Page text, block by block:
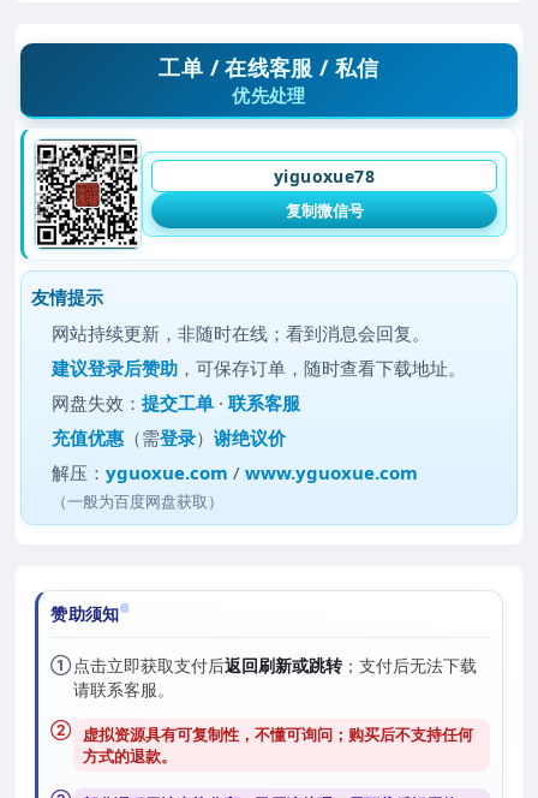
工单 / 在线客服 / 私信
优先处理
yiguoxue78
复制微信号
友情提示
网站持续更新，非随时在线；看到消息会回复。
建议登录后赞助 ，可保存订单，随时查看下载地址。
网盘失效：提交工单 ·联系客服
充值优惠 （需登录）谢绝议价
解压：yguoxue.com /www.yguoxue.com
（一般为百度网盘获取）
赞助须知
①点击立即获取支付后返回刷新或跳转；支付后无法下载
请联系客服。
② 虚拟资源具有可复制性，不懂可询问；购买后不支持任何
方式的退款。